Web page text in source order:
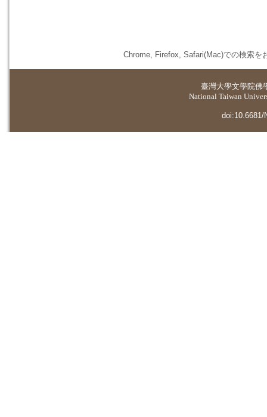
Chrome, Firefox, Safari(Mac)での検索を
臺灣大學文學院佛
National Taiwan
doi:10.6681/